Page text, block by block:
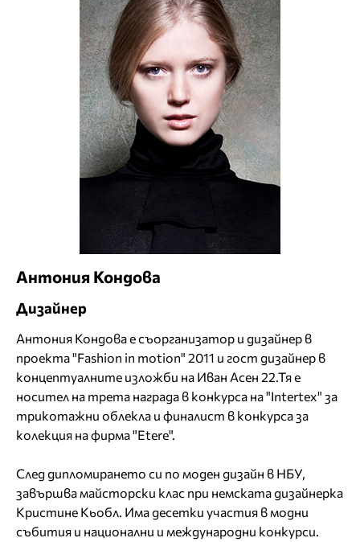
Антония Кондова
Дизайнер
Антония Кондова е съорганизатор и дизайнер в
проекта "Fashion in motion" 2011 и гост дизайнер в
концептуалните изложби на Иван Асен 22.Тя е
носител на трета награда в конкурса на "Intertex" за
трикотажни облекла и финалист в конкурса за
колекция на фирма "Еtere".
След дипломирането си по моден дизайн в НБУ,
завършва майсторски клас при немската дизайнерка
Кристине Кьобл. Има десетки участия в модни
събития и национални и международни конкурси.